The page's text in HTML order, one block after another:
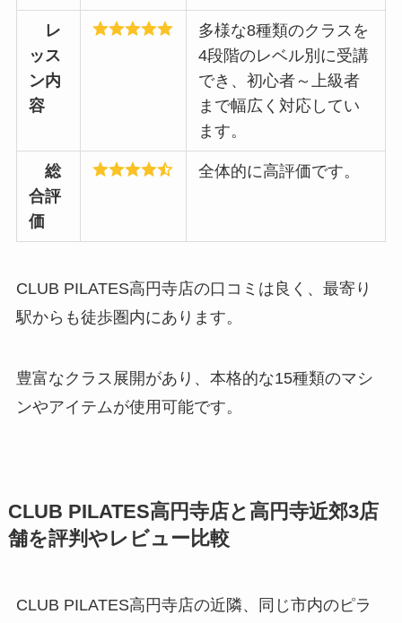
レ
ッス
ン内
容
多様な8種類のクラスを
4段階のレベル別に受講
でき、初心者～上級者
まで幅広く対応してい
ます。
総
合評
価
全体的に高評価です。
CLUB PILATES高円寺店の口コミは良く、最寄り
駅からも徒歩圏内にあります。
豊富なクラス展開があり、本格的な15種類のマシ
ンやアイテムが使用可能です。
CLUB PILATES高円寺店と高円寺近郊3店
舗を評判やレビュー比較
CLUB PILATES高円寺店の近隣、同じ市内のピラ